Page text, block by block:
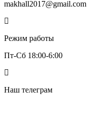
makhall2017@gmail.com
Режим работы
Пт-Сб 18:00-6:00
Наш телеграм